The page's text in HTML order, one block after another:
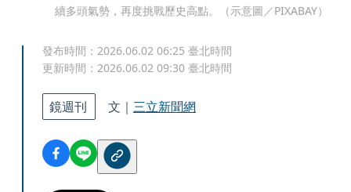
續多頭氣勢，再度挑戰歷史高點。（示意圖／PIXABAY）
發布時間： 2026.06.02 06:25 臺北時間
更新時間： 2026.06.02 09:30 臺北時間
鏡週刊 文｜ 三立新聞網